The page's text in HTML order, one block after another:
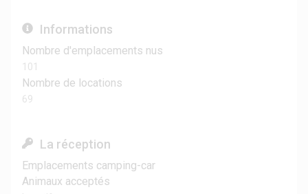
Informations
Nombre d'emplacements nus
101
Nombre de locations
69
La réception
Emplacements camping-car
Animaux acceptés